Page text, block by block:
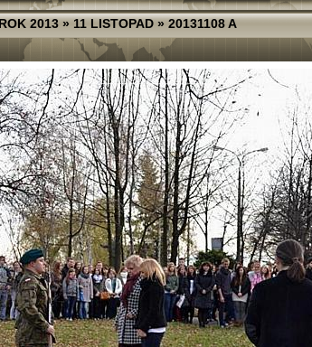
2013»11 LISTOPAD»20131108 A